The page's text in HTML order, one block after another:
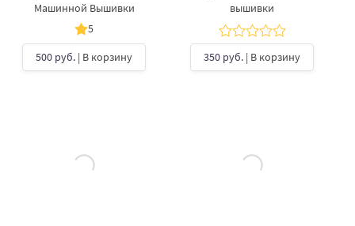
Машинной Вышивки
5
500 руб. | В корзину
вышивки
350 руб. | В корзину